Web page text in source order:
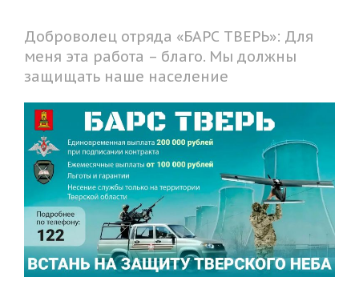
Доброволец отряда «БАРС ТВЕРЬ»: Для
меня эта работа – благо. Мы должны
защищать наше население